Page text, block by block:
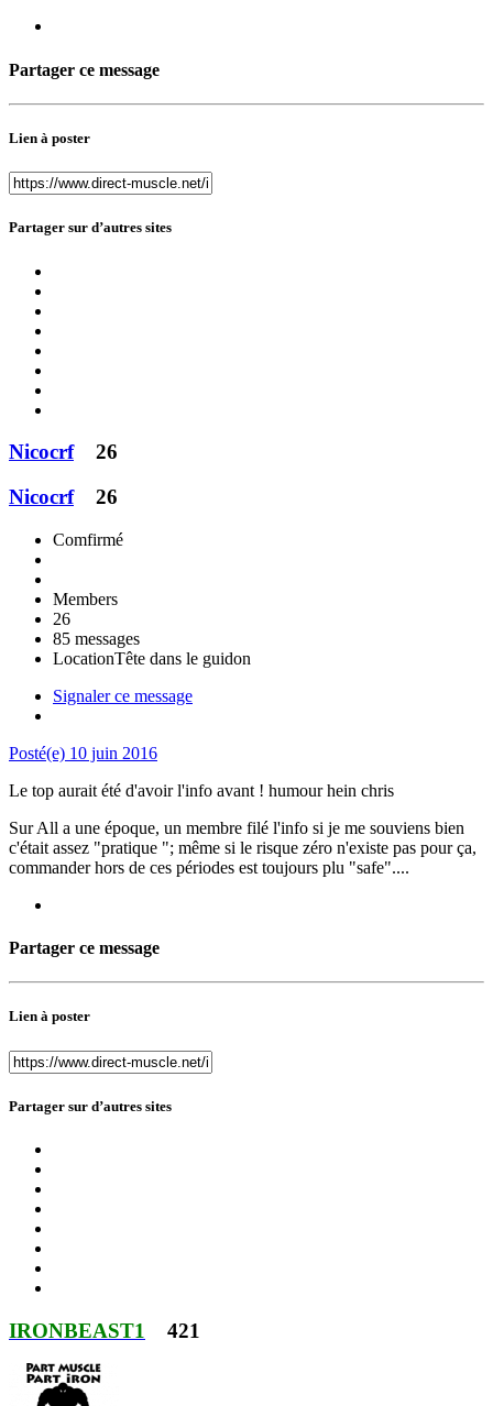
Partager ce message
Lien à poster
Partager sur d’autres sites
Nicocrf
26
Nicocrf
26
Comfirmé
Members
26
85 messages
LocationTête dans le guidon
Signaler ce message
Posté(e) 10 juin 2016
Le top aurait été d'avoir l'info avant ! humour hein chris
Sur All a une époque, un membre filé l'info si je me souviens bien
c'était assez "pratique "; même si le risque zéro n'existe pas pour ça,
commander hors de ces périodes est toujours plu "safe"....
Partager ce message
Lien à poster
Partager sur d’autres sites
IRONBEAST1 421